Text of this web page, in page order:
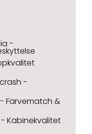
-
-
Farvematch &
Kabinekvalitet